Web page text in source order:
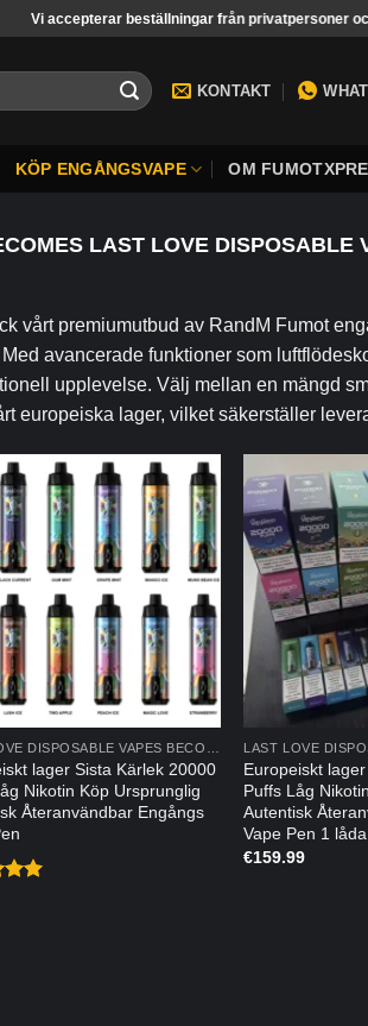
accepterar beställningar från privatpersoner och
KONTAKT
KÖP ENGÅNGSVAPE OM
LAST LOVE DISPOSABLE
vårt premiumutbud av RandM Fumot
Med avancerade funktioner som
upplevelse. Välj mellan en mängd
europeiska lager, vilket säkerställer
lager Sista Kärlek 20000
Nikotin Köp Ursprunglig
Återanvändbar Engångs
Europeiskt
Puffs Låg
Autentisk
Vape Pen 1
€159.99